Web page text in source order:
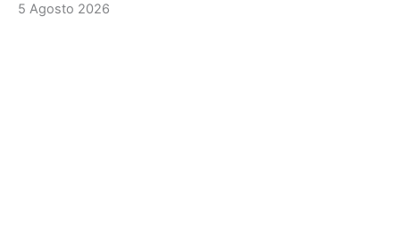
5 Agosto 2026